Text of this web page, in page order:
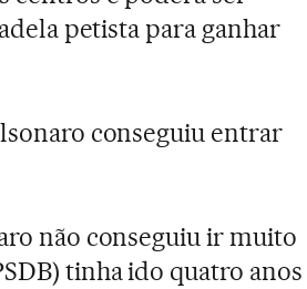
petista para ganhar
conseguiu entrar
não conseguiu ir muito
tinha ido quatro anos